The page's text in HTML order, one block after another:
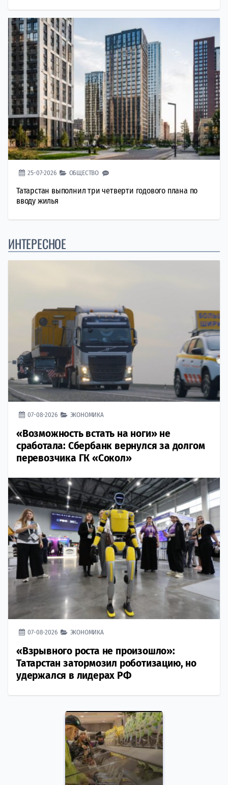
25-07-2026 ОБЩЕСТВО
Татарстан выполнил три четверти годового плана по
вводу жилья
ИНТЕРЕСНОЕ
07-08-2026 ЭКОНОМИКА
«Возможность встать на ноги» не
сработала: Сбербанк вернулся за долгом
перевозчика ГК «Сокол»
07-08-2026 ЭКОНОМИКА
«Взрывного роста не произошло»:
Татарстан затормозил роботизацию, но
удержался в лидерах РФ